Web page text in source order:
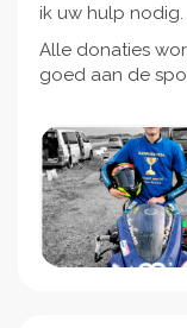
ik uw hulp nodig.
Alle donaties
goed aan de